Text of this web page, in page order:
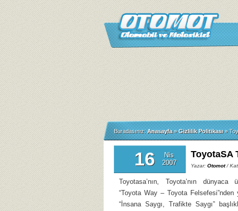
Buradasınız: Anasayfa » Gizlilik Politikası »
16
Nis
2007
ToyotaSA
Yazar: Otomot/
Toyotasa’nın, Toyota’nın
“Toyota Way – Toyota Felsefesi”nden
“İnsana Saygı, Trafikte Saygı”